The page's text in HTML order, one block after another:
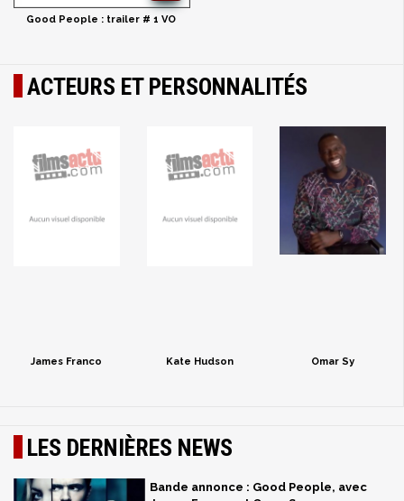
Good People : trailer # 1 VO
ACTEURS ET PERSONNALITÉS
James Franco Kate Hudson Omar Sy
LES DERNIÈRES NEWS
Bande annonce : Good People, avec